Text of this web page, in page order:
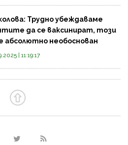
Трудно убеждаваме
да се ваксинират, този
абсолютно необоснован
| 11:19:17